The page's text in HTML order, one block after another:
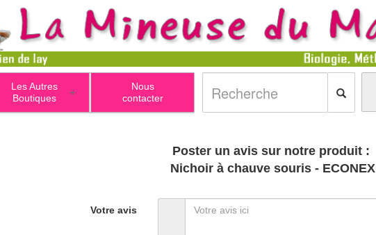
+
Les Autres
Boutiques
Nous
contacter
Poster un avis sur notre produit :
Nichoir à chauve souris - ECONEX
Votre avis